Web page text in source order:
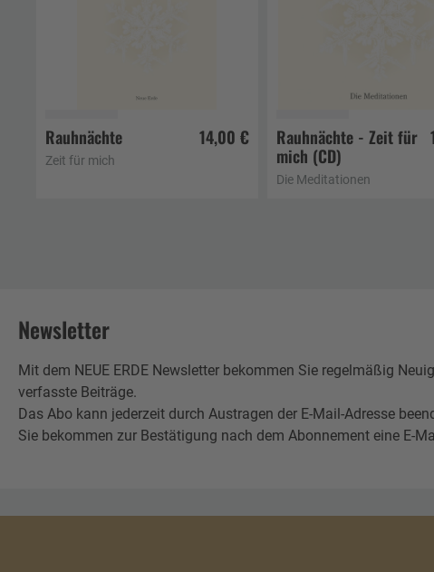
In den Warenkorb
Rauhnächte 14,00 €
Zeit für mich In den Warenkorb
Rauhnächte - Zeit für
mich (CD)
Die Meditationen
Newsletter
Mit dem NEUE ERDE Newsletter bekommen Sie regelmäßig
verfasste Beiträge.
Das Abo kann jederzeit durch Austragen der E-Mail-Adresse
Sie bekommen zur Bestätigung nach dem Abonnement eine E-